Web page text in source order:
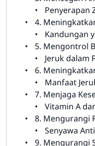
Penyerapan
4.
Kandungan
5. Mengontrol
Jeruk dalam
6.
Manfaat
7. Menjaga
Vitamin A
8. Mengurangi
Senyawa
9. Mengurangi